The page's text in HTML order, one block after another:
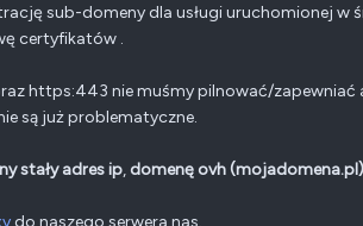
sub-domeny dla usługi uruchomionej w
certyfikatów .
https:443 nie muśmy pilnować/zapewniać
są już problematyczne.
stały adres ip, domenę ovh (mojadomena.pl)
do naszego serwera nas.